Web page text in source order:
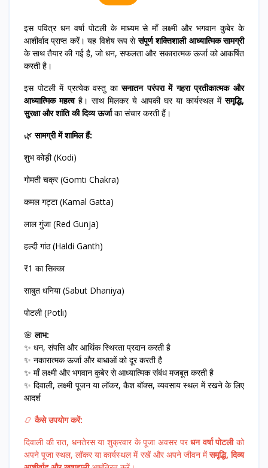
इस पवित्र धन वर्षा पोटली के माध्यम से माँ लक्ष्मी और भगवान कुबेर के
आशीर्वाद प्राप्त करें। यह विशेष रूप सेसंपूर्ण शक्तिशाली आध्यात्मिक सामग्री
के साथ तैयार की गई है, जो धन, सफलता और सकारात्मक ऊर्जा को आकर्षित
करती है।
इस पोटली में प्रत्येक वस्तु कासनातन परंपरा में गहरा प्रतीकात्मक और
आध्यात्मिक महत्वहै। साथ मिलकर ये आपकी घर या कार्यस्थल मेंसमृद्धि,
सुरक्षा और शांति की दिव्य ऊर्जाका संचार करती हैं।
🌿सामग्री में शामिल हैं:
शुभ कोड़ी (Kodi)
गोमती चक्र (Gomti Chakra)
कमल गट्टा (Kamal Gatta)
लाल गुंजा (Red Gunja)
हल्दी गांठ (Haldi Ganth)
₹1 का सिक्का
साबुत धनिया (Sabut Dhaniya)
पोटली (Potli)
🌸लाभ:
✨ धन, संपत्ति और आर्थिक स्थिरता प्रदान करती है
✨ नकारात्मक ऊर्जा और बाधाओं को दूर करती है
✨ माँ लक्ष्मी और भगवान कुबेर से आध्यात्मिक संबंध मजबूत करती है
✨ दिवाली, लक्ष्मी पूजन या लॉकर, कैश बॉक्स, व्यवसाय स्थल में रखने के लिए
आदर्श
📿कैसे उपयोग करें:
दिवाली की रात, धनतेरस या शुक्रवार के पूजा अवसर परधन वर्षा पोटलीको
अपने पूजा स्थल, लॉकर या कार्यस्थल में रखें और अपने जीवन मेंसमृद्धि, दिव्य